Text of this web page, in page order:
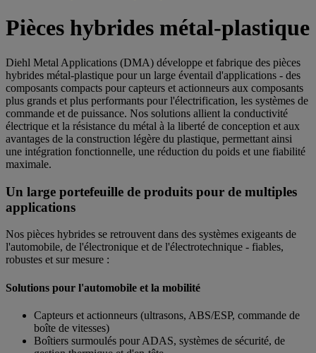
Pièces hybrides métal-plastique
Diehl Metal Applications (DMA) développe et fabrique des pièces
hybrides métal-plastique pour un large éventail d'applications - des
composants compacts pour capteurs et actionneurs aux composants
plus grands et plus performants pour l'électrification, les systèmes de
commande et de puissance. Nos solutions allient la conductivité
électrique et la résistance du métal à la liberté de conception et aux
avantages de la construction légère du plastique, permettant ainsi
une intégration fonctionnelle, une réduction du poids et une fiabilité
maximale.
Un large portefeuille de produits pour de multiples
applications
Nos pièces hybrides se retrouvent dans des systèmes exigeants de
l'automobile, de l'électronique et de l'électrotechnique - fiables,
robustes et sur mesure :
Solutions pour l'automobile et la mobilité
Capteurs et actionneurs (ultrasons, ABS/ESP, commande de
boîte de vitesses)
Boîtiers surmoulés pour ADAS, systèmes de sécurité, de